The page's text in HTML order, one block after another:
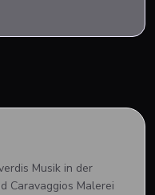
Musik in der
Caravaggios Malerei